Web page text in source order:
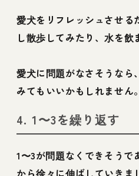
愛犬をリフレッシュさせる
し散歩してみたり、水を飲
愛犬に問題がなさそうなら
みてもいいかもしれません。
4. 1〜3を繰り返す
1〜3が問題なくできそうで
から徐々に伸ばしていきま